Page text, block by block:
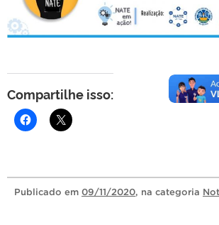
Compartilhe isso:
Publicado em 09/11/2020, na categoria